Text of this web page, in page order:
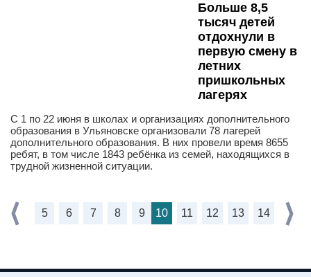
Больше 8,5
тысяч детей
отдохнули в
первую смену в
летних
пришкольных
лагерях
С 1 по 22 июня в школах и организациях дополнительного
образования в Ульяновске организовали 78 лагерей
дополнительного образования. В них провели время 8655
ребят, в том числе 1843 ребёнка из семей, находящихся в
трудной жизненной ситуации.
5 6 7 8 9 10 11 12 13 14